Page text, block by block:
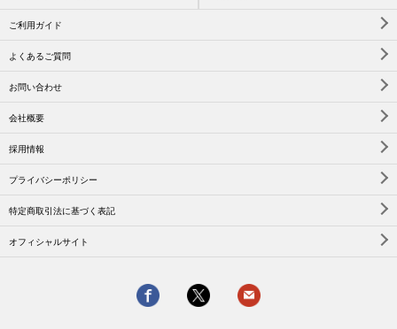
ご利用ガイド
よくあるご質問
お問い合わせ
会社概要
採用情報
プライバシーポリシー
特定商取引法に基づく表記
オフィシャルサイト